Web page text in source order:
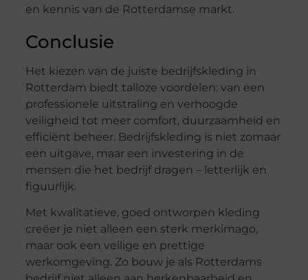
en kennis van de Rotterdamse markt.
Conclusie
Het kiezen van de juiste bedrijfskleding in
Rotterdam biedt talloze voordelen: van een
professionele uitstraling en verhoogde
veiligheid tot meer comfort, duurzaamheid en
efficiënt beheer. Bedrijfskleding is niet zomaar
een uitgave, maar een investering in de
mensen die het bedrijf dragen – letterlijk en
figuurlijk.
Met kwalitatieve, goed ontworpen kleding
creëer je niet alleen een sterk merkimago,
maar ook een veilige en prettige
werkomgeving. Zo bouw je als Rotterdams